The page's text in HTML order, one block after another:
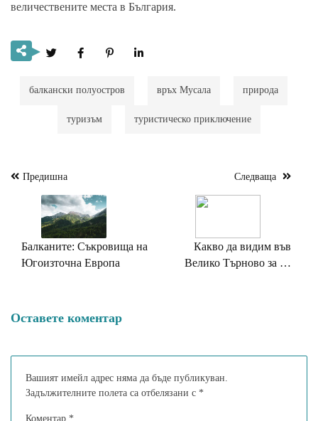
величествените места в България.
балкански полуостров връх Мусала природа
туризъм туристическо приключение
Навигация
Предишна
Балканите: Съкровища на
Югоизточна Европа
Следваща
Какво да видим във
Велико Търново за 48
Оставете коментар
Вашият имейл адрес няма да бъде публикуван.
Задължителните полета са отбелязани с *
Коментар *